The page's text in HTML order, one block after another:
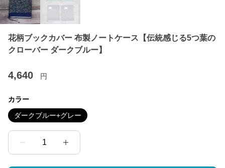
花柄ブックカバー 布製ノートケース【伝統感じる5つ葉の
クローバー ダークブルー】
4,640 円
カラー
ダークブルー+グレー
1